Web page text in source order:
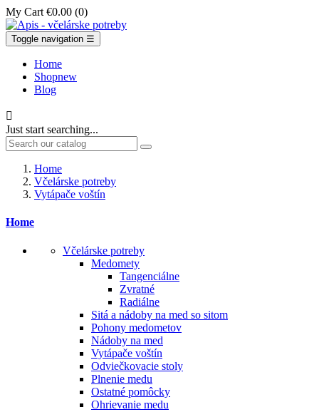
My Cart €0.00 (0)
Toggle navigation ☰
Home
Shopnew
Blog

Just start searching...
Home
Včelárske potreby
Vytápače voštín
Home
Včelárske potreby
Medomety
Tangenciálne
Zvratné
Radiálne
Sitá a nádoby na med so sitom
Pohony medometov
Nádoby na med
Vytápače voštín
Odviečkovacie stoly
Plnenie medu
Ostatné pomôcky
Ohrievanie medu